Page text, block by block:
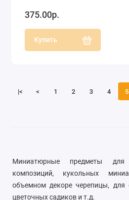
375.00р.
Купить
|< < 1 2 3 4 5
Миниатюрные предметы для
композиций, кукольных
объемном декоре черепицы, для
цветочных садиков и т.д.